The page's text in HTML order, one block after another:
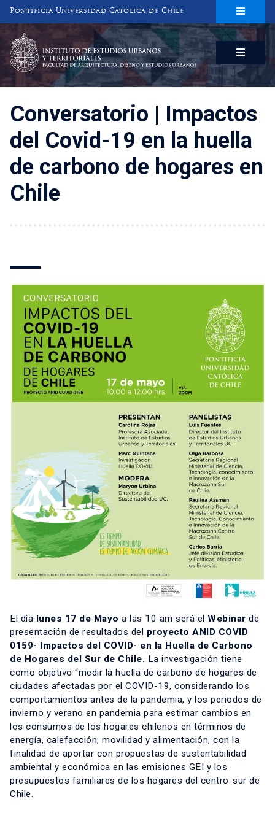
Pontificia Universidad Católica de Chile
INSTITUTO DE ESTUDIOS URBANOS
Y TERRITORIALES
FACULTAD DE ARQUITECTURA, DISEÑO Y ESTUDIOS URBANOS
Conversatorio | Impactos
del Covid-19 en la huella
de carbono de hogares en
Chile
El día lunes 17 de Mayo a las 10 am será el Webinar de
presentación de resultados del proyecto ANID COVID
0159- Impactos del COVID- en la Huella de Carbono
de Hogares del Sur de Chile. La investigación tiene
como objetivo “medir la huella de carbono de hogares de
ciudades afectadas por el COVID-19, considerando los
comportamientos antes de la pandemia, y los periodos de
invierno y verano en pandemia para estimar cambios en
los consumos de los hogares chilenos en términos de
energía, calefacción, movilidad y alimentación, con la
finalidad de aportar con propuestas de sustentabilidad
ambiental y económica en las emisiones GEI y los
presupuestos familiares de los hogares del centro-sur de
Chile.